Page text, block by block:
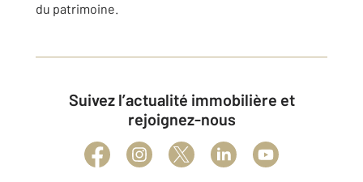
du patrimoine.
Suivez l’actualité immobilière et
rejoignez-nous